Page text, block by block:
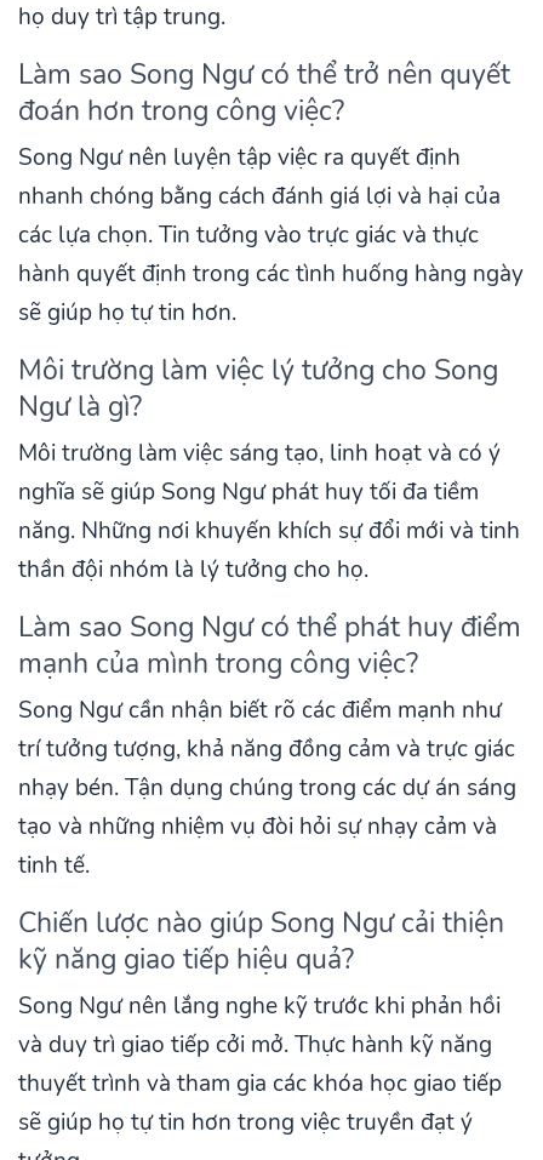
họ duy trì tập trung.
Làm sao Song Ngư có thể trở nên quyết
đoán hơn trong công việc?
Song Ngư nên luyện tập việc ra quyết định
nhanh chóng bằng cách đánh giá lợi và hại của
các lựa chọn. Tin tưởng vào trực giác và thực
hành quyết định trong các tình huống hàng ngày
sẽ giúp họ tự tin hơn.
Môi trường làm việc lý tưởng cho Song
Ngư là gì?
Môi trường làm việc sáng tạo, linh hoạt và có ý
nghĩa sẽ giúp Song Ngư phát huy tối đa tiềm
năng. Những nơi khuyến khích sự đổi mới và tinh
thần đội nhóm là lý tưởng cho họ.
Làm sao Song Ngư có thể phát huy điểm
mạnh của mình trong công việc?
Song Ngư cần nhận biết rõ các điểm mạnh như
trí tưởng tượng, khả năng đồng cảm và trực giác
nhạy bén. Tận dụng chúng trong các dự án sáng
tạo và những nhiệm vụ đòi hỏi sự nhạy cảm và
tinh tế.
Chiến lược nào giúp Song Ngư cải thiện
kỹ năng giao tiếp hiệu quả?
Song Ngư nên lắng nghe kỹ trước khi phản hồi
và duy trì giao tiếp cởi mở. Thực hành kỹ năng
thuyết trình và tham gia các khóa học giao tiếp
sẽ giúp họ tự tin hơn trong việc truyền đạt ý